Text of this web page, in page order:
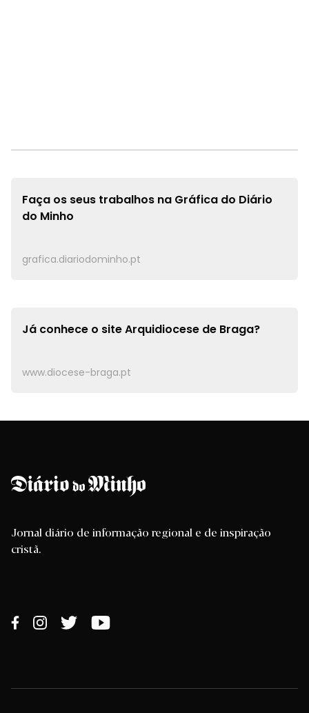
Faça os seus trabalhos na Gráfica do Diário
do Minho
grafica.diariodominho.pt
Já conhece o siteArquidiocese de Braga?
www.diocese-braga.pt
Jornal diário de informação regional e de inspiração
cristã.